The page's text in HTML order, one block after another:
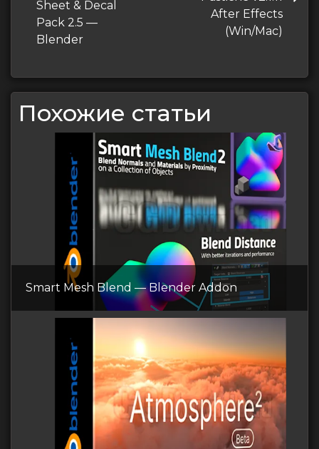
записям
запись
Sheet & Decal
Pack 2.5 —
Blender
запись
After Effects
(Win/Mac)
Похожие статьи
Smart Mesh Blend — Blender Addon